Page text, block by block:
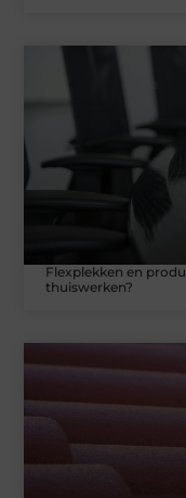
Flexplekken en
thuiswerken?